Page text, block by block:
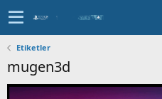
Etiketler
mugen3d